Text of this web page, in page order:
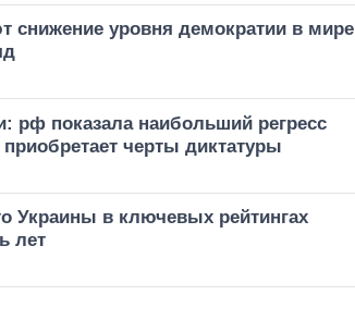
снижение уровня демократии в мире
рф показала наибольший регресс
черты диктатуры
Украины в ключевых рейтингах
лет